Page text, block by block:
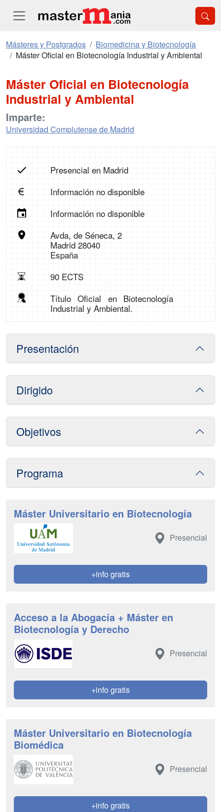
Másteres y Postgrados
Biomedicina y Biotecnología
Máster Oficial en Biotecnología Industrial y Ambiental
Máster Oficial en Biotecnología
Industrial y Ambiental
Imparte:
Universidad Complutense de Madrid
Presencial en Madrid
Información no disponible
Información no disponible
Avda, de Séneca, 2
Madrid 28040
España
90 ECTS
Título Oficial en Biotecnología
Industrial y Ambiental.
Presentación
Dirigido
Objetivos
Programa
Máster Universitario en Biotecnología
Presencial
+info gratis
Acceso a la Abogacía + Máster en
Biotecnología y Derecho
Presencial
+info gratis
Máster Universitario en Biotecnología
Biomédica
Presencial
+info gratis